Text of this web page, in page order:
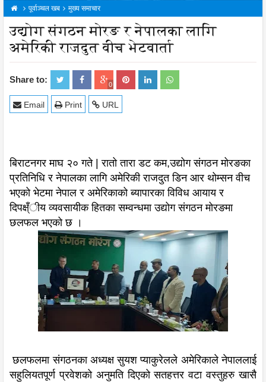
पूर्वाञ्चल खब मुख्य समाचार
उद्योग संगठन मोरङ र नेपालका लागि
अमेरिकी राजदुत वीच भेटवार्ता
Share to: 0
URL
Print
Email
बिराटनगर माघ २० गते | रातो तारा डट कम,उद्योग संगठन मोरङका
प्रतिनिधि र नेपालका लागि अमेरिकी राजदुत डिन आर थोम्सन वीच
भएको भेटमा नेपाल र अमेरिकाको ब्यापारका विविध आयाय र
दिपक्ष्ँीय व्यवसायीक हितका सम्वन्धमा उद्योग संगठन मोरङमा
छलफल भएको छ ।
छलफलमा संगठनका अध्यक्ष सुयश प्याकुरेलले अमेरिकाले नेपाललाई
सहुलियतपूर्ण प्रवेशको अनुमति दिएको सतहत्तर वटा वस्तुहरु खासै